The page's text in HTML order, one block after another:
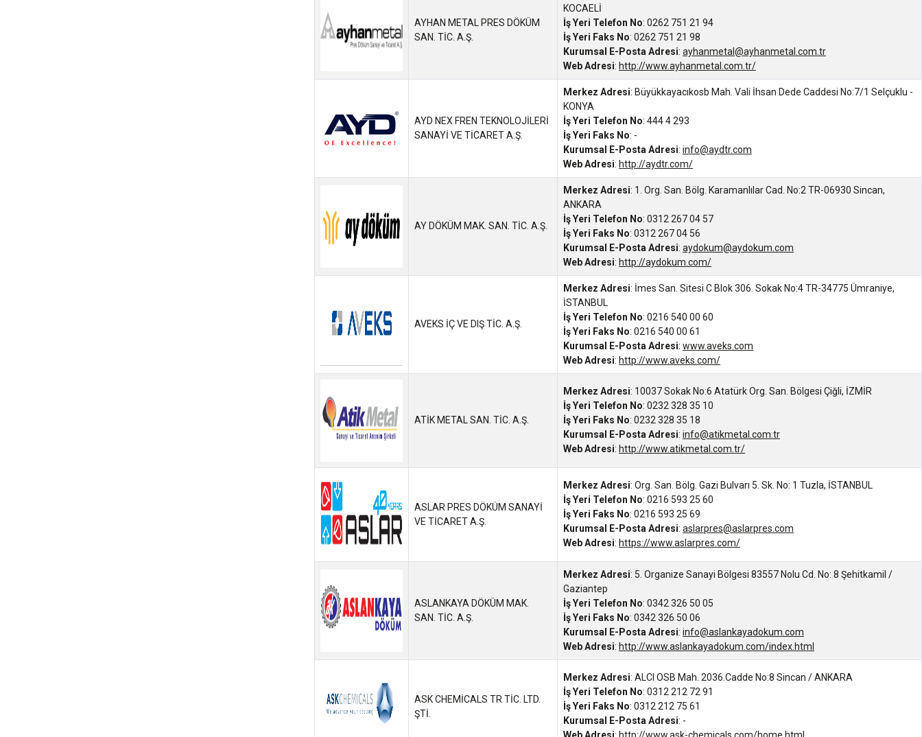
AYHAN METAL PRES DÖKÜM
SAN. TİC. A.Ş.
KOCAELİ
İş Yeri Telefon No: 0262 751 21 94
İş Yeri Faks No: 0262 751 21 98
Kurumsal E-Posta Adresi: ayhanmetal@ayhanmetal.com.tr
Web Adresi: http://www.ayhanmetal.com.tr/
AYD NEX FREN TEKNOLOJİLERİ
SANAYİ VE TİCARET A.Ş.
Merkez Adresi: Büyükkayacıkosb Mah. Vali İhsan Dede Caddesi No:7/1 ​Selçuklu -
KONYA
İş Yeri Telefon No: 444 4 293
İş Yeri Faks No: -
Kurumsal E-Posta Adresi: info@aydtr.com
Web Adresi: http://aydtr.com/
AY DÖKÜM MAK. SAN. TİC. A.Ş.
Merkez Adresi: 1. Org. San. Bölg. Karamanlılar Cad. No:2 TR-06930 Sincan,
ANKARA
İş Yeri Telefon No: 0312 267 04 57
İş Yeri Faks No: 0312 267 04 56
Kurumsal E-Posta Adresi: aydokum@aydokum.com
Web Adresi: http://aydokum.com/
AVEKS İÇ VE DIŞ TİC. A.Ş.
Merkez Adresi: İmes San. Sitesi C Blok 306. Sokak No:4 TR-34775 Ümraniye,
İSTANBUL
İş Yeri Telefon No: 0216 540 00 60
İş Yeri Faks No: 0216 540 00 61
Kurumsal E-Posta Adresi: www.aveks.com
Web Adresi: http://www.aveks.com/
ATİK METAL SAN. TİC. A.Ş.
Merkez Adresi: 10037 Sokak No:6 Atatürk Org. San. Bölgesi Çiğli, İZMİR
İş Yeri Telefon No: 0232 328 35 10
İş Yeri Faks No: 0232 328 35 18
Kurumsal E-Posta Adresi: info@atikmetal.com.tr
Web Adresi: http://www.atikmetal.com.tr/
ASLAR PRES DÖKÜM SANAYİ
VE TİCARET A.Ş.
Merkez Adresi: Org. San. Bölg. Gazi Bulvarı 5. Sk. No: 1 Tuzla, İSTANBUL
İş Yeri Telefon No: 0216 593 25 60
İş Yeri Faks No: 0216 593 25 69
Kurumsal E-Posta Adresi: aslarpres@aslarpres.com
Web Adresi: https://www.aslarpres.com/
ASLANKAYA DÖKÜM MAK.
SAN. TİC. A.Ş.
Merkez Adresi: 5. Organize Sanayi Bölgesi 83557 Nolu Cd. No: 8 Şehitkamil /
Gaziantep
İş Yeri Telefon No: 0342 326 50 05
İş Yeri Faks No: 0342 326 50 06
Kurumsal E-Posta Adresi: info@aslankayadokum.com
Web Adresi: http://www.aslankayadokum.com/index.html
ASK CHEMİCALS TR TİC. LTD.
ŞTİ.
Merkez Adresi: ALCI OSB Mah. 2036.Cadde No:8 Sincan / ANKARA
İş Yeri Telefon No: 0312 212 72 91
İş Yeri Faks No: 0312 212 75 61
Kurumsal E-Posta Adresi: -